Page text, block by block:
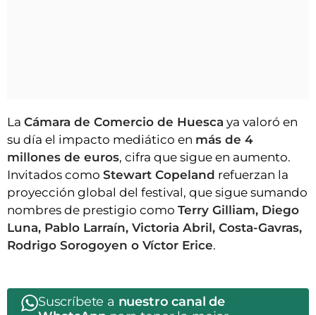
La Cámara de Comercio de Huesca ya valoró en
su día el impacto mediático en más de 4
millones de euros, cifra que sigue en aumento.
Invitados como Stewart Copeland refuerzan la
proyección global del festival, que sigue sumando
nombres de prestigio como Terry Gilliam, Diego
Luna, Pablo Larraín, Victoria Abril, Costa-Gavras,
Rodrigo Sorogoyen o Víctor Erice.
Suscríbete a nuestro canal de